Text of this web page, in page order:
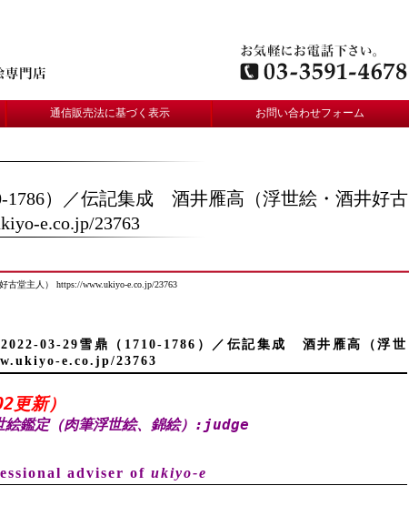
通信販売法に基づく表示 お問い合わせフォーム
1786）／伝記集成 酒井雁高（浮世絵・酒井好古
e.co.jp/23763
堂主人） https://www.ukiyo-e.co.jp/23763
03-29雪鼎（1710-1786）／伝記集成 酒井雁高（浮世
e.co.jp/23763
新）
絵鑑定（肉筆浮世絵、錦絵） :judge
adviser of ukiyo-e